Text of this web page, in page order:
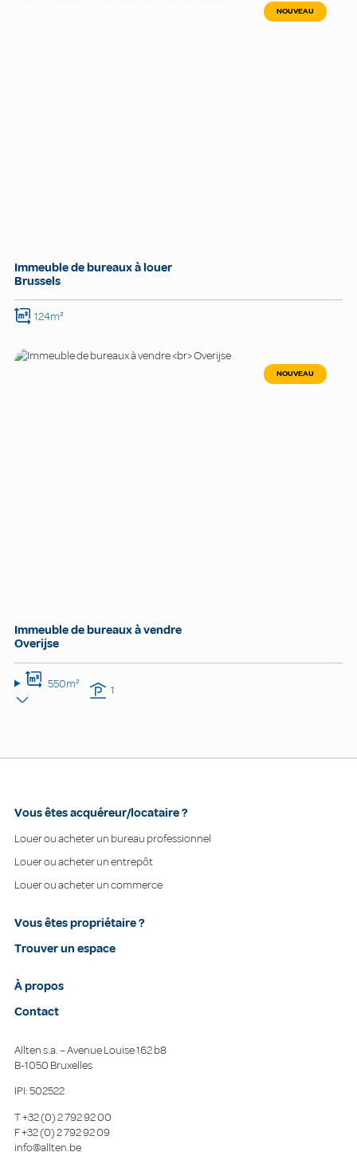
NOUVEAU
Immeuble de bureaux à louer
Brussels
124m²
NOUVEAU
Immeuble de bureaux à vendre
Overijse
550m² 1
Vous êtes acquéreur/locataire ?
Louer ou acheter un bureau professionnel
Louer ou acheter un entrepôt
Louer ou acheter un commerce
Vous êtes propriétaire ?
Trouver un espace
À propos
Contact
Allten s.a. – Avenue Louise 162 b8
B-1050 Bruxelles
IPI: 502522
T+32 (0) 2 792 92 00
F+32 (0) 2 792 92 09
info@allten.be